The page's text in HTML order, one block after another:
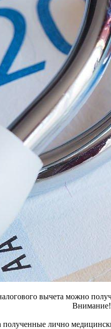
вычета можно
Внимание!
полученные лично